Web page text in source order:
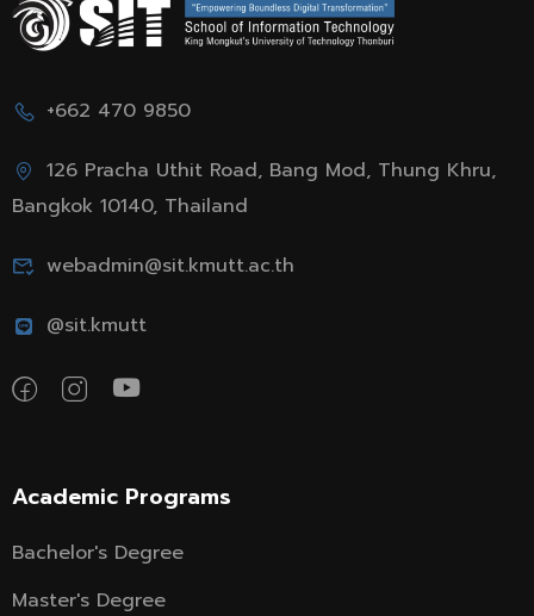
+662 470 9850
126 Pracha Uthit Road, Bang Mod, Thung Khru,
Bangkok 10140, Thailand
webadmin@sit.kmutt.ac.th
@sit.kmutt
Academic Programs
Bachelor's Degree
Master's Degree